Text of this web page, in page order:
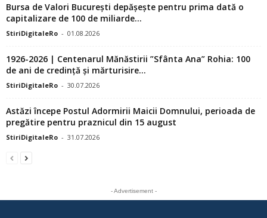
Bursa de Valori București depășește pentru prima dată o
capitalizare de 100 de miliarde...
StiriDigitaleRo - 01.08.2026
1926-2026 | Centenarul Mănăstirii ”Sfânta Ana” Rohia: 100
de ani de credință și mărturisire...
StiriDigitaleRo - 30.07.2026
Astăzi începe Postul Adormirii Maicii Domnului, perioada de
pregătire pentru praznicul din 15 august
StiriDigitaleRo - 31.07.2026
- Advertisement -